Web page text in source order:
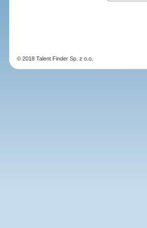
© 2018 Talent Finder Sp. z o.o.